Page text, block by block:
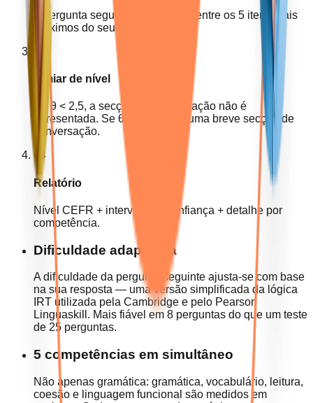
A pergunta seguinte é escolhida entre os 5 itens mais
próximos do seu novo θ.
Limiar de nível
Se θ < 2,5, a secção de conversação não é
apresentada. Se θ ≥ 2,5, surge uma breve secção de
conversação.
04
Relatório
Nível CEFR + intervalo de confiança + detalhe por
competência.
Dificuldade adaptativa
A dificuldade da pergunta seguinte ajusta-se com base
na sua resposta — uma versão simplificada da lógica
IRT utilizada pela Cambridge e pelo Pearson
Linguaskill. Mais fiável em 8 perguntas do que um teste
de 25 perguntas.
5 competências em simultâneo
Não apenas gramática: gramática, vocabulário, leitura,
coesão e linguagem funcional são medidos em